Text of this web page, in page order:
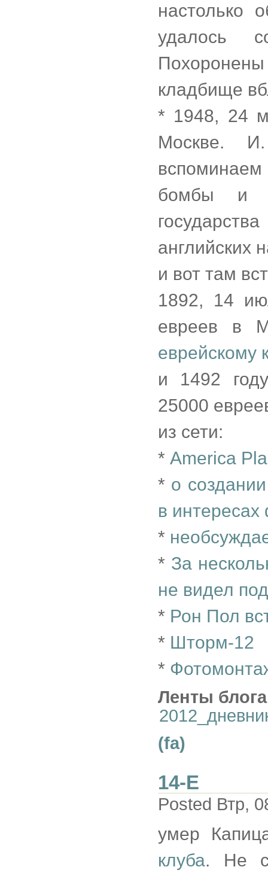
настолько
удалось
кладбище
* 1948, 24
Москве.
бомбы и
английских
и вот там
1892, 14
евреев в
еврейскому
и 1492
25000
из сети:
* America
* о
в
*
* За
не видел
* Рон Пол
* Шторм-12
*
Ленты
(fa)
14-Е
Posted Втр,
умер
клуба. Не